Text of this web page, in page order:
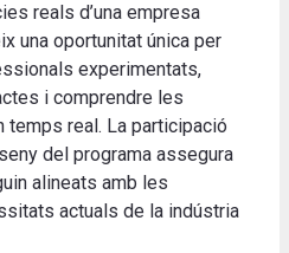
reals d’una empresa
una oportunitat única per
experimentats,
i comprendre les
real. La participació
del programa assegura
alineats amb les
actuals de la indústria